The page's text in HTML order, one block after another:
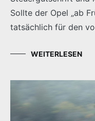
Sollte der Opel „ab
tatsächlich für den
WEITERLESEN